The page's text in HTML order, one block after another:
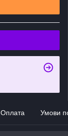
Оплата Умови